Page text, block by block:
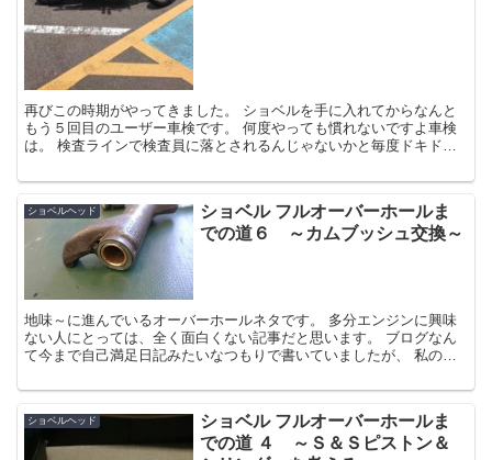
再びこの時期がやってきました。 ショベルを手に入れてからなんと
もう５回目のユーザー車検です。 何度やっても慣れないですよ車検
は。 検査ラインで検査員に落とされるんじゃないかと毎度ドキドキ
ショベルヘッド
ショベル フルオーバーホールま
での道６ ～カムブッシュ交換～
地味～に進んでいるオーバーホールネタです。 多分エンジンに興味
ない人にとっては、全く面白くない記事だと思います。 ブログなん
て今まで自己満足日記みたいなつもりで書いていましたが、 私の情
ショベルヘッド
ショベル フルオーバーホールま
での道 ４ ～Ｓ＆Ｓピストン＆